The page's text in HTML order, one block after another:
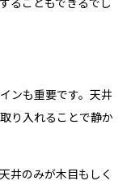
ンも重要です。天井
り入れることで静か
井のみが木目もしく